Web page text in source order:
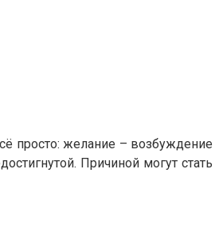
просто: желание – возбуждение
Причиной могут стать